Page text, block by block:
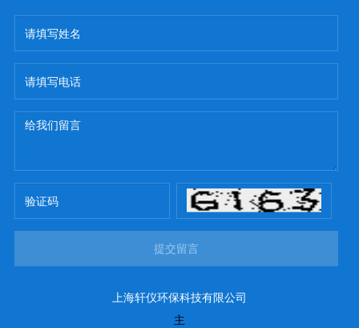
提交留言
上海轩仪环保科技有限公司
主